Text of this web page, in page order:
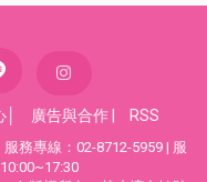
廣告與合作 RSS
務專線：02-8712-5959 | 服